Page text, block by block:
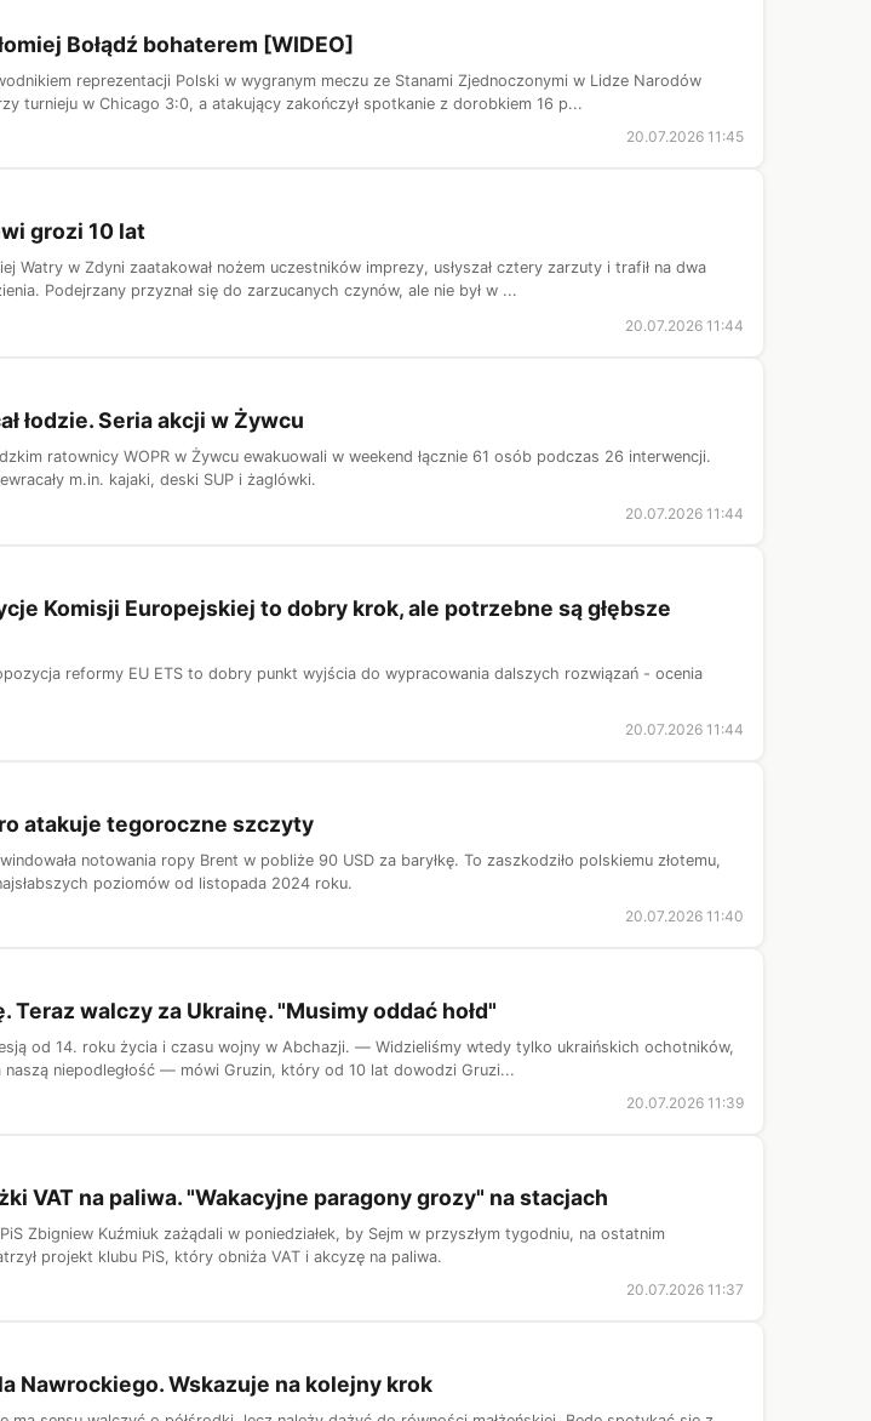
Bołądź bohaterem [WIDEO]
reprezentacji Polski w wygranym meczu ze Stanami Zjednoczonymi w Lidze Narodów
turnieju w Chicago 3:0, a atakujący zakończył spotkanie z dorobkiem 16 p...
20.07.2026 11:45
grozi 10 lat
Watry w Zdyni zaatakował nożem uczestników imprezy, usłyszał cztery zarzuty i trafił na dwa
Podejrzany przyznał się do zarzucanych czynów, ale nie był w ...
20.07.2026 11:44
łodzie. Seria akcji w Żywcu
ratownicy WOPR w Żywcu ewakuowali w weekend łącznie 61 osób podczas 26 interwencji.
m.in. kajaki, deski SUP i żaglówki.
20.07.2026 11:44
Komisji Europejskiej to dobry krok, ale potrzebne są głębsze
reformy EU ETS to dobry punkt wyjścia do wypracowania dalszych rozwiązań - ocenia
20.07.2026 11:44
atakuje tegoroczne szczyty
notowania ropy Brent w pobliże 90 USD za baryłkę. To zaszkodziło polskiemu złotemu,
poziomów od listopada 2024 roku.
20.07.2026 11:40
Teraz walczy za Ukrainę. "Musimy oddać hołd"
od 14. roku życia i czasu wojny w Abchazji. — Widzieliśmy wtedy tylko ukraińskich ochotników,
niepodległość — mówi Gruzin, który od 10 lat dowodzi Gruzi...
20.07.2026 11:39
VAT na paliwa. "Wakacyjne paragony grozy" na stacjach
Zbigniew Kuźmiuk zażądali w poniedziałek, by Sejm w przyszłym tygodniu, na ostatnim
projekt klubu PiS, który obniża VAT i akcyzę na paliwa.
20.07.2026 11:37
Nawrockiego. Wskazuje na kolejny krok